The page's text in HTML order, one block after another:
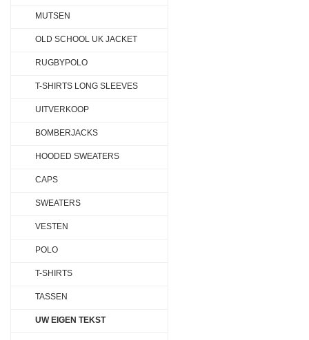
MUTSEN
OLD SCHOOL UK JACKET
RUGBYPOLO
T-SHIRTS LONG SLEEVES
UITVERKOOP
BOMBERJACKS
HOODED SWEATERS
CAPS
SWEATERS
VESTEN
POLO
T-SHIRTS
TASSEN
UW EIGEN TEKST